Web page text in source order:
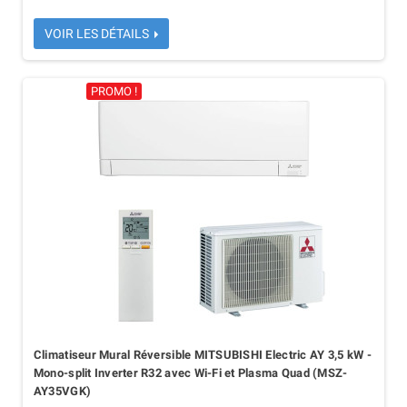
VOIR LES DÉTAILS
PROMO !
Climatiseur Mural Réversible MITSUBISHI Electric AY 3,5 kW -
Mono-split Inverter R32 avec Wi-Fi et Plasma Quad (MSZ-
AY35VGK)